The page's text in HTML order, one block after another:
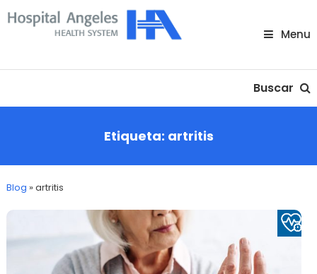
Skip
To
Menu
Buscar
Etiqueta: artritis
Blog »artritis